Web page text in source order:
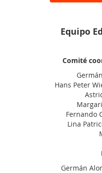
Equipo
Comité
Hans Peter
Fernando
Lina
Germán